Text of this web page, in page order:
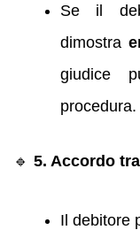
Se il
dimostra
giudice
procedura.
🔹 5. Accordo
Il debitore